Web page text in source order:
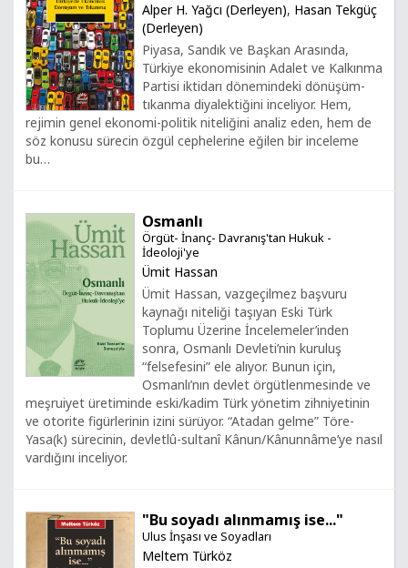
Alper H. Yağcı (Derleyen), Hasan Tekgüç
(Derleyen)
Piyasa, Sandık ve Başkan Arasında,
Türkiye ekonomisinin Adalet ve Kalkınma
Partisi iktidarı dönemindeki dönüşüm-
tıkanma diyalektiğini inceliyor. Hem,
rejimin genel ekonomi-politik niteliğini analiz eden, hem de
söz konusu sürecin özgül cephelerine eğilen bir inceleme
bu…
Osmanlı
Örgüt- İnanç- Davranış'tan Hukuk -
İdeoloji'ye
Ümit Hassan
Ümit Hassan, vazgeçilmez başvuru
kaynağı niteliği taşıyan Eski Türk
Toplumu Üzerine İncelemeler’inden
sonra, Osmanlı Devleti’nin kuruluş
“felsefesini” ele alıyor. Bunun için,
Osmanlı’nın devlet örgütlenmesinde ve
meşruiyet üretiminde eski/kadim Türk yönetim zihniyetinin
ve otorite figürlerinin izini sürüyor. “Atadan gelme” Töre-
Yasa(k) sürecinin, devletlû-sultanî Kânun/Kânunnâme’ye nasıl
vardığını inceliyor.
"Bu soyadı alınmamış ise..."
Ulus İnşası ve Soyadları
Meltem Türköz